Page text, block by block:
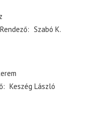
Rendező
Szabó K.
Keszég László